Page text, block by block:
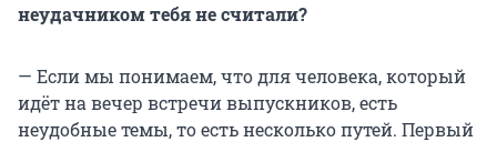
неудачником тебя не считали?
— Если мы понимаем, что для человека, который
идёт на вечер встречи выпускников, есть
неудобные темы, то есть несколько путей. Первый